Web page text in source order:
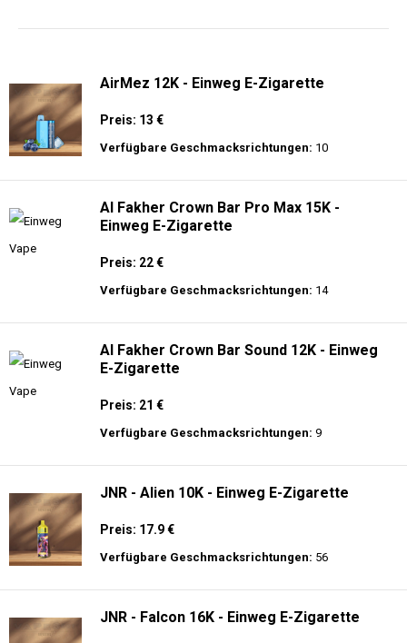
AirMez 12K - Einweg E-Zigarette
Preis: 13 €
Verfügbare Geschmacksrichtungen: 10
Al Fakher Crown Bar Pro Max 15K -
Einweg E-Zigarette
Preis: 22 €
Verfügbare Geschmacksrichtungen: 14
Al Fakher Crown Bar Sound 12K - Einweg
E-Zigarette
Preis: 21 €
Verfügbare Geschmacksrichtungen: 9
JNR - Alien 10K - Einweg E-Zigarette
Preis: 17.9 €
Verfügbare Geschmacksrichtungen: 56
JNR - Falcon 16K - Einweg E-Zigarette